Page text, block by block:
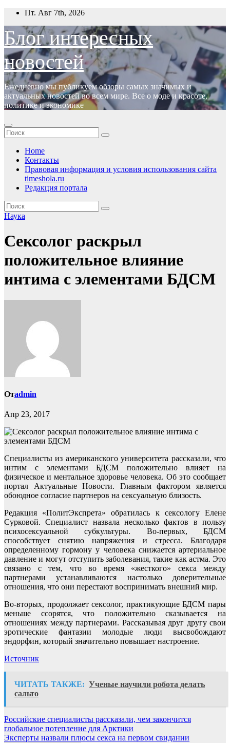
Перейти
содержимому
Пт. Авг 7th, 2026
Блог интересных
новостей
Ежедневно мы публикуем обзоры самых значимых и
актуальных новостей во всем мире. Все о моде и красоте,
политике и экономике
Home
Контакты
Правовая информация и условия использования сайта
timeshola.ru
Редакция портала
Наука
Сексолог раскрыл
положительное влияние
интима с элементами БДСМ
Отadmin
Апр 23, 2017
Специалисты из американского университета рассказали, что
интим с элементами БДСМ положительно влияет на
физическое и ментальное здоровье человека. Об это сообщает
портал Актуальные Новости. Главным фактором является
обоюдное согласие партнеров на сексуальную близость.
Редакция «ПолитЭкспрета» обратилась к сексологу Елене
Сурковой. Специалист назвала несколько фактов в пользу
психосексуальной субкультуры. Во-первых, БДСМ
способствует снятию напряжения и стресса. Благодаря
определенному гормону у человека снижается артериальное
давление и могут отступить заболевания, такие как астма. Это
связано с тем, что во время «жесткого» секса между
партнерами устанавливаются настолько доверительные
отношения, что они перестают воспринимать внешний мир.
Во-вторых, продолжает сексолог, практикующие БДСМ пары
меньше ссорятся, что положительно сказывается на
отношениях между партнерами. Рассказывая друг другу свои
эротические фантазии молодые люди высвобождают
эндорфин, который значительно повышает настроение.
Источник
ЧИТАТЬ ТАКЖЕ: Ученые научили робота делать
сальто
Навигация
по
Российские специалисты рассказали, чем закончится
глобальное потепление для Арктики
Эксперты назвали плюсы секса на первом свидании